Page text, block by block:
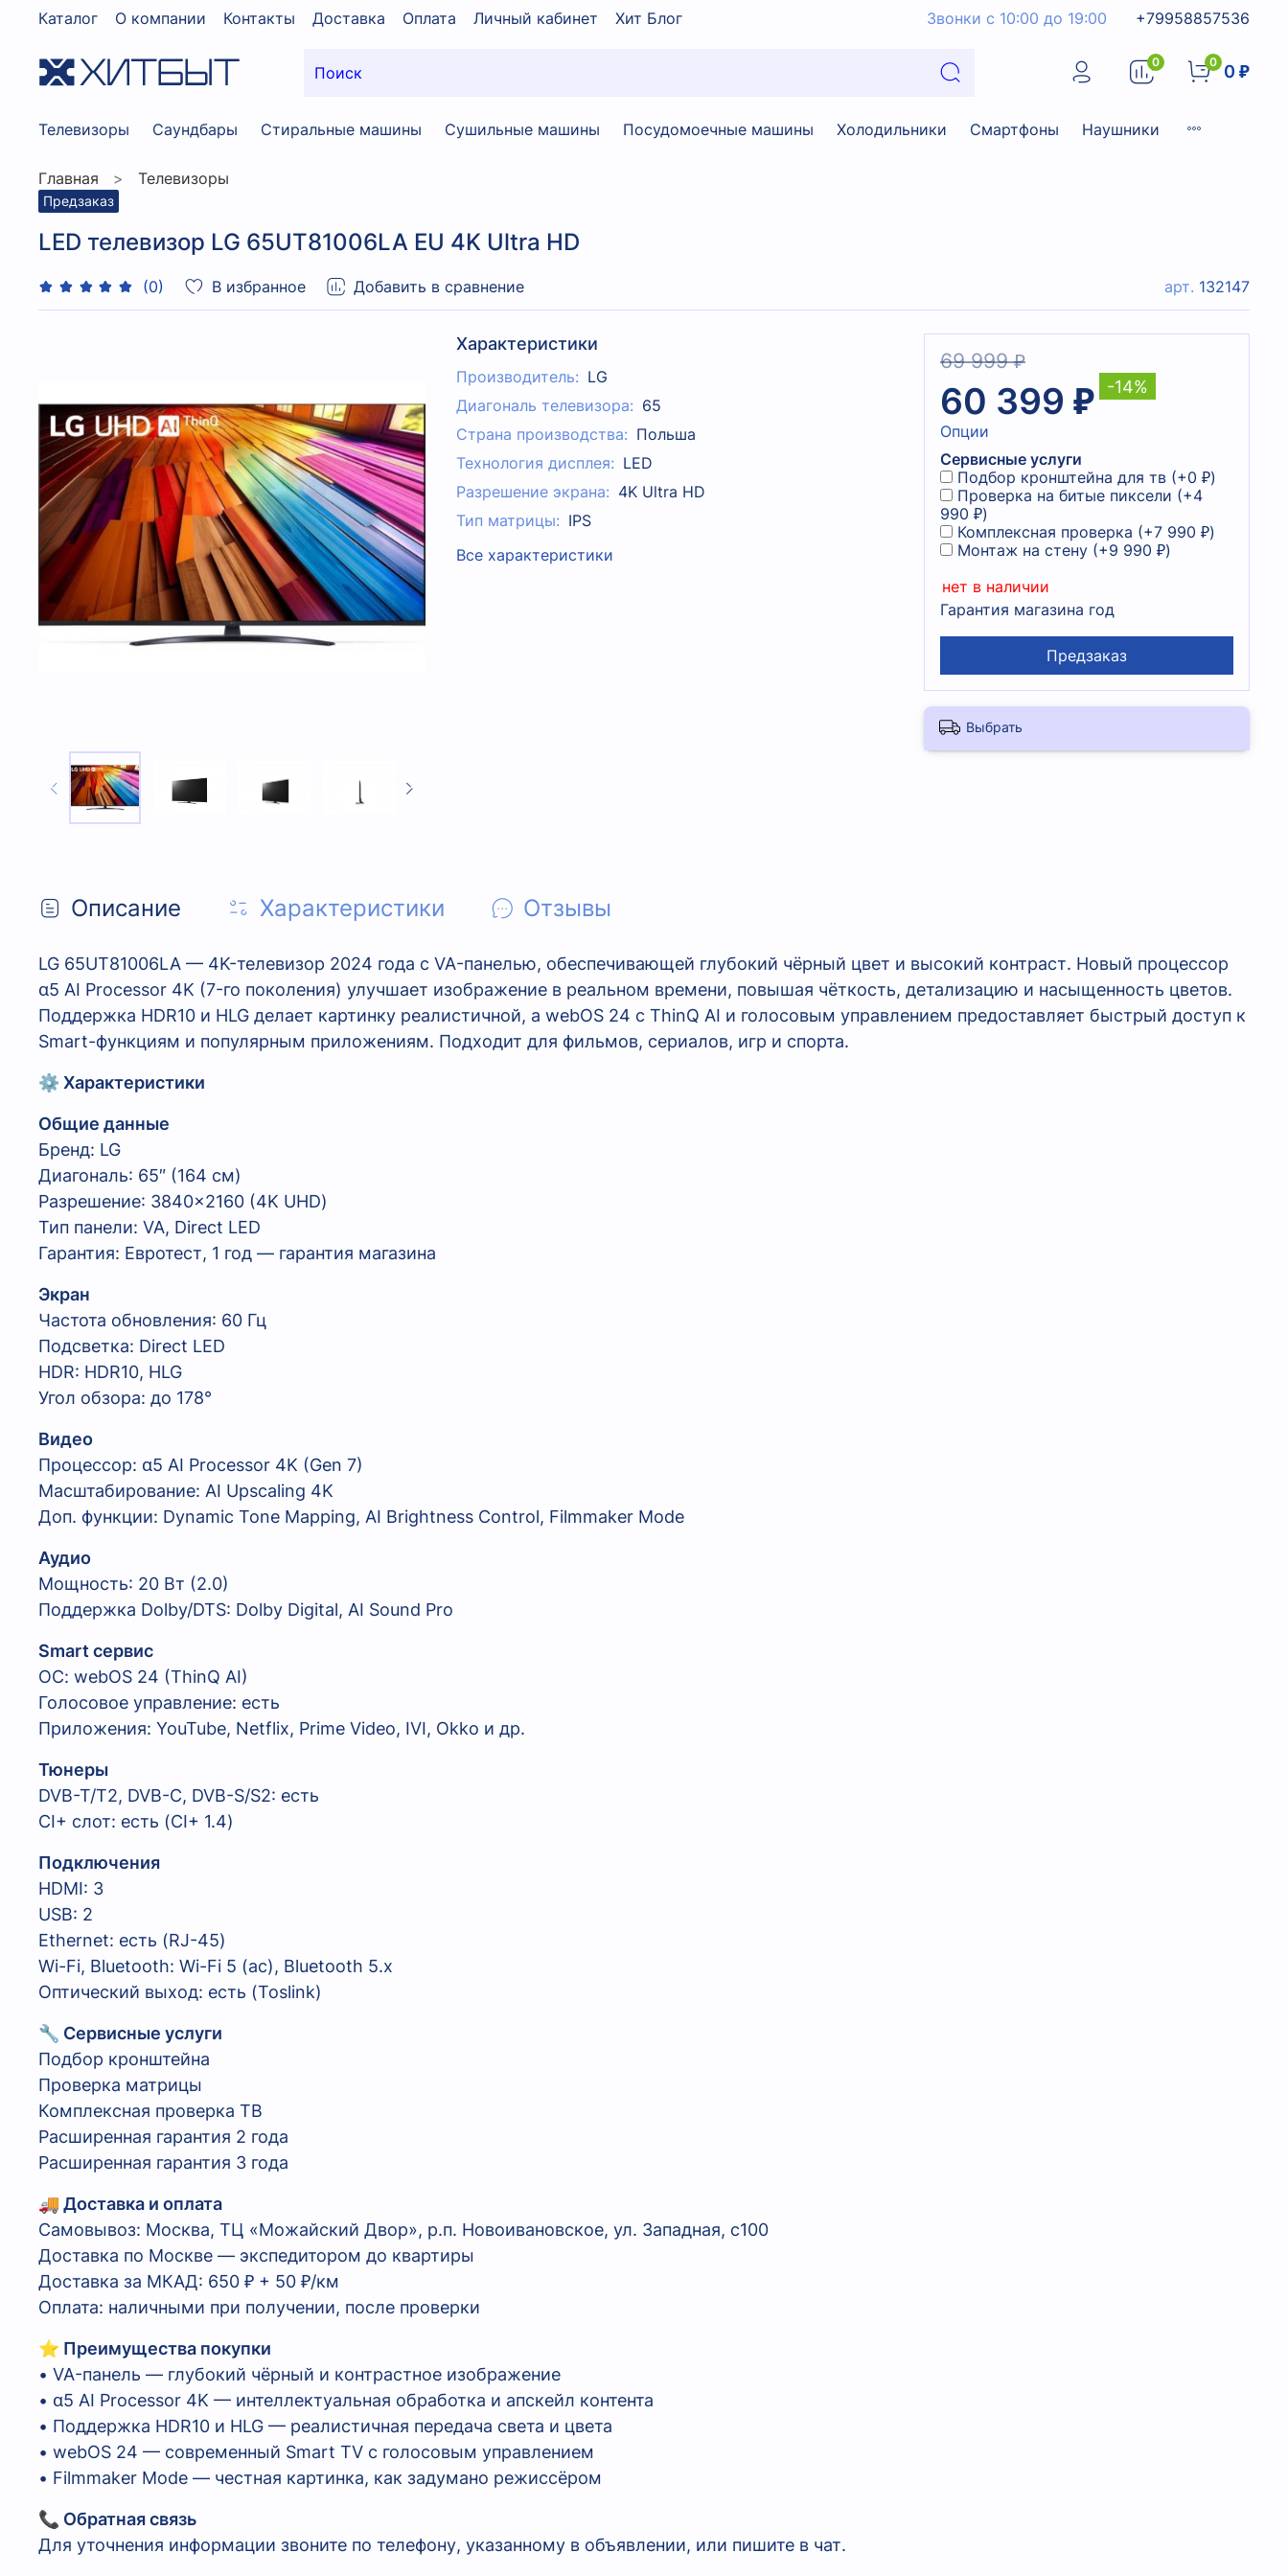
Каталог О компании Контакты Доставка Оплата Личный кабинет Хит Блог Звонки с 10:00 до 19:00 +79958857536
0 0 0 ₽
Телевизоры Саундбары Стиральные машины Сушильные машины Посудомоечные машины Холодильники Смартфоны Наушники
Главная Телевизоры
Предзаказ
LED телевизор LG 65UT81006LA EU 4K Ultra HD
(0) В избранное Добавить в сравнение арт. 132147
Характеристики
Производитель: LG
Диагональ телевизора: 65
Страна производства: Польша
Технология дисплея: LED
Разрешение экрана: 4K Ultra HD
Тип матрицы: IPS
Все характеристики
69 999 ₽
60 399 ₽ -14%
Опции
Сервисные услуги
Подбор кронштейна для тв (+0 ₽)
Проверка на битые пиксели (+4
990 ₽)
Комплексная проверка (+7 990 ₽)
Монтаж на стену (+9 990 ₽)
нет в наличии
Гарантия магазина год
Предзаказ
Выбрать
Описание Характеристики Отзывы
LG 65UT81006LA — 4K-телевизор 2024 года с VA-панелью, обеспечивающей глубокий чёрный цвет и высокий контраст. Новый процессор
α5 AI Processor 4K (7-го поколения) улучшает изображение в реальном времени, повышая чёткость, детализацию и насыщенность цветов.
Поддержка HDR10 и HLG делает картинку реалистичной, а webOS 24 с ThinQ AI и голосовым управлением предоставляет быстрый доступ к
Smart-функциям и популярным приложениям. Подходит для фильмов, сериалов, игр и спорта.
⚙️ Характеристики
Общие данные
Бренд: LG
Диагональ: 65″ (164 см)
Разрешение: 3840×2160 (4K UHD)
Тип панели: VA, Direct LED
Гарантия: Евротест, 1 год — гарантия магазина
Экран
Частота обновления: 60 Гц
Подсветка: Direct LED
HDR: HDR10, HLG
Угол обзора: до 178°
Видео
Процессор: α5 AI Processor 4K (Gen 7)
Масштабирование: AI Upscaling 4K
Доп. функции: Dynamic Tone Mapping, AI Brightness Control, Filmmaker Mode
Аудио
Мощность: 20 Вт (2.0)
Поддержка Dolby/DTS: Dolby Digital, AI Sound Pro
Smart сервис
ОС: webOS 24 (ThinQ AI)
Голосовое управление: есть
Приложения: YouTube, Netflix, Prime Video, IVI, Okko и др.
Тюнеры
DVB-T/T2, DVB-C, DVB-S/S2: есть
CI+ слот: есть (CI+ 1.4)
Подключения
HDMI: 3
USB: 2
Ethernet: есть (RJ-45)
Wi-Fi, Bluetooth: Wi-Fi 5 (ac), Bluetooth 5.x
Оптический выход: есть (Toslink)
🔧 Сервисные услуги
Подбор кронштейна
Проверка матрицы
Комплексная проверка ТВ
Расширенная гарантия 2 года
Расширенная гарантия 3 года
🚚 Доставка и оплата
Самовывоз: Москва, ТЦ «Можайский Двор», р.п. Новоивановское, ул. Западная, с100
Доставка по Москве — экспедитором до квартиры
Доставка за МКАД: 650 ₽ + 50 ₽/км
Оплата: наличными при получении, после проверки
⭐ Преимущества покупки
• VA-панель — глубокий чёрный и контрастное изображение
• α5 AI Processor 4K — интеллектуальная обработка и апскейл контента
• Поддержка HDR10 и HLG — реалистичная передача света и цвета
• webOS 24 — современный Smart TV с голосовым управлением
• Filmmaker Mode — честная картинка, как задумано режиссёром
📞 Обратная связь
Для уточнения информации звоните по телефону, указанному в объявлении, или пишите в чат.